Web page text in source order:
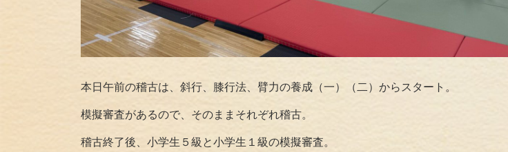
本日午前の稽古は、斜行、膝行法、臂力の養成（一）（二）からスタート。
模擬審査があるので、そのままそれぞれ稽古。
稽古終了後、小学生５級と小学生１級の模擬審査。